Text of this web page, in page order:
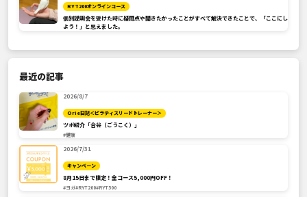
RYT200オンラインコース
個別説明会を受けた時に疑問点や聞きたかったことがすべて解決できたことで、「ここにし
よう！」と思えました。
最近の記事
2026/8/7
Orie日記＜ピラティスリードトレーナー＞
ツボ紹介「合谷（ごうこく）」
#健康
2026/7/31
キャンペーン
8月15日まで限定！全コース5,000円OFF！
#ヨガ#RYT200#RYT500